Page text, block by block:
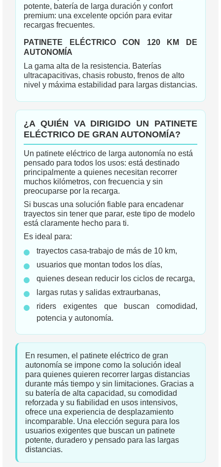
potente, batería de larga duración y confort
premium: una excelente opción para evitar
recargas frecuentes.
PATINETE ELÉCTRICO CON 120 KM DE
AUTONOMÍA
La gama alta de la resistencia. Baterías
ultracapacitivas, chasis robusto, frenos de alto
nivel y máxima estabilidad para largas distancias.
¿A QUIÉN VA DIRIGIDO UN PATINETE
ELÉCTRICO DE GRAN AUTONOMÍA?
Un patinete eléctrico de larga autonomía no está
pensado para todos los usos: está destinado
principalmente a quienes necesitan recorrer
muchos kilómetros, con frecuencia y sin
preocuparse por la recarga.
Si buscas una solución fiable para encadenar
trayectos sin tener que parar, este tipo de modelo
está claramente hecho para ti.
Es ideal para:
trayectos casa-trabajo de más de 10 km,
usuarios que montan todos los días,
quienes desean reducir los ciclos de recarga,
largas rutas y salidas extraurbanas,
riders exigentes que buscan comodidad,
potencia y autonomía.
En resumen, el patinete eléctrico de gran
autonomía se impone como la solución ideal
para quienes quieren recorrer largas distancias
durante más tiempo y sin limitaciones. Gracias a
su batería de alta capacidad, su comodidad
reforzada y su fiabilidad en usos intensivos,
ofrece una experiencia de desplazamiento
incomparable. Una elección segura para los
usuarios exigentes que buscan un patinete
potente, duradero y pensado para las largas
distancias.